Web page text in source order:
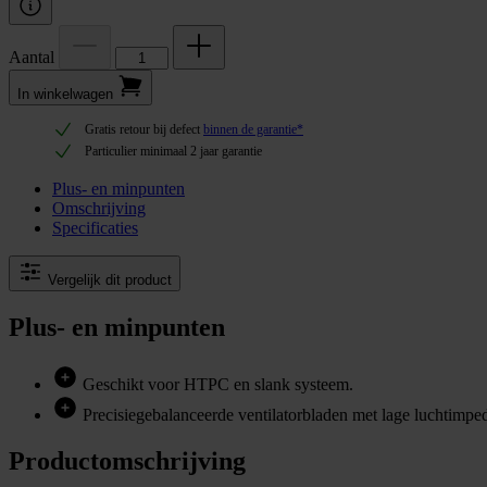
Aantal
In winkel­wagen
Gratis retour bij defect binnen de garantie*
Particulier minimaal 2 jaar garantie
Plus- en minpunten
Omschrijving
Specificaties
Vergelijk dit product
Plus- en minpunten
Geschikt voor HTPC en slank systeem.
Precisiegebalanceerde ventilatorbladen met lage
Productomschrijving